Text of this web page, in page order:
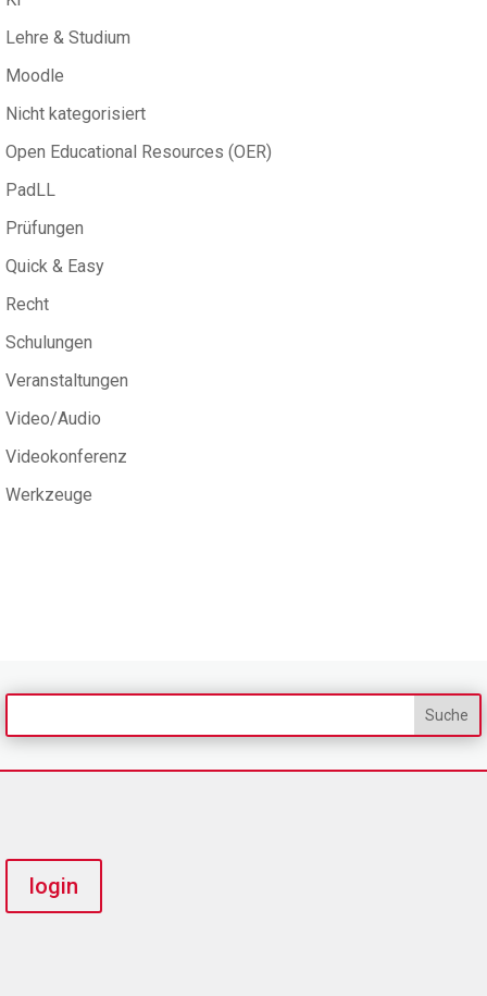
Lehre & Studium
Moodle
Nicht kategorisiert
Open Educational Resources (OER)
PadLL
Prüfungen
Quick & Easy
Recht
Schulungen
Veranstaltungen
Video/Audio
Videokonferenz
Werkzeuge
login